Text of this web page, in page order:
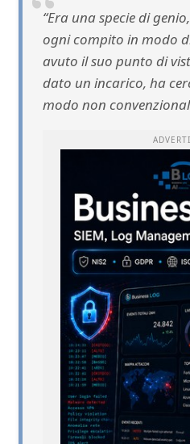
“Era una specie di
ogni compito in modo
avuto il suo punto di
dato un incarico, ha
modo non